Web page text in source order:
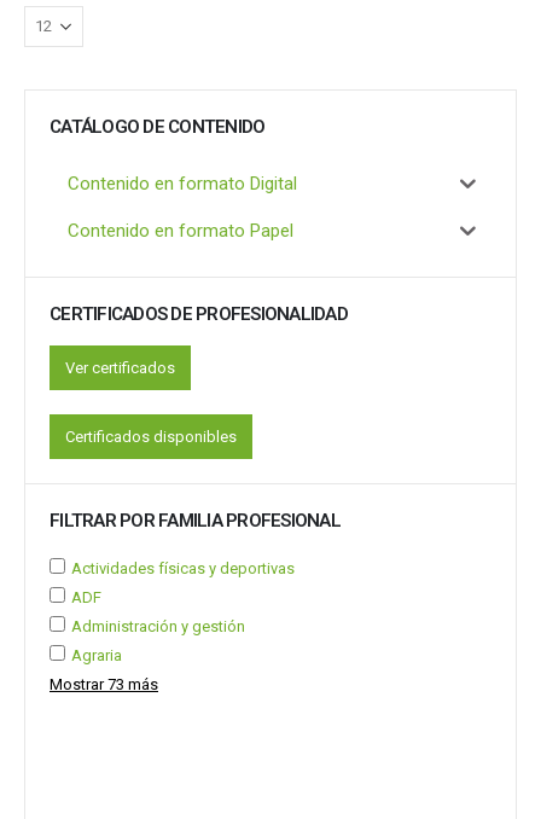
CATÁLOGO DE CONTENIDO
Contenido en formato Digital
Contenido en formato Papel
CERTIFICADOS DE PROFESIONALIDAD
Ver certificados
Certificados disponibles
FILTRAR POR FAMILIA PROFESIONAL
Actividades físicas y deportivas
ADF
Administración y gestión
Agraria
Mostrar 73 más